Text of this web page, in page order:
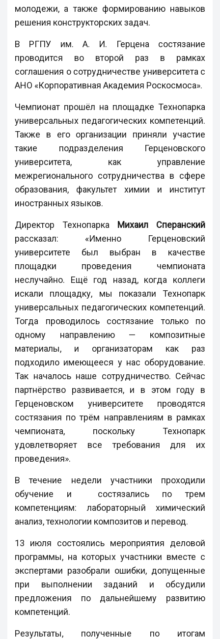
молодежи, а также формированию навыков
решения конструкторских задач.
В РГПУ им. А. И. Герцена состязание
проводится во второй раз в рамках
соглашения о сотрудничестве университета с
АНО «Корпоративная Академия Роскосмоса».
Чемпионат прошёл на площадке Технопарка
универсальных педагогических компетенций.
Также в его организации приняли участие
такие подразделения Герценовского
университета, как управление
межрегионального сотрудничества в сфере
образования, факультет химии и институт
иностранных языков.
Директор Технопарка
Михаил Сперанский
рассказал: «Именно Герценовский
университете был выбран в качестве
площадки проведения чемпионата
неслучайно. Ещё год назад, когда коллеги
искали площадку, мы показали Технопарк
универсальных педагогических компетенций.
Тогда проводилось состязание только по
одному направлению — композитные
материалы, и организаторам как раз
подходило имеющееся у нас оборудование.
Так началось наше сотрудничество. Сейчас
партнёрство развивается, и в этом году в
Герценовском университете проводятся
состязания по трём направлениям в рамках
чемпионата, поскольку Технопарк
удовлетворяет все требования для их
проведения».
В течение недели участники проходили
обучение и состязались по трем
компетенциям: лабораторный химический
анализ, технологии композитов и перевод.
13 июля состоялись мероприятия деловой
программы, на которых участники вместе с
экспертами разобрали ошибки, допущенные
при выполнении заданий и обсудили
предложения по дальнейшему развитию
компетенций.
Результаты, полученные по итогам